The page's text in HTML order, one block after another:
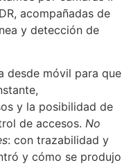
acompañadas de
y detección de
desde móvil para que
y la posibilidad de
de accesos. No
: con trazabilidad y
y cómo se produjo